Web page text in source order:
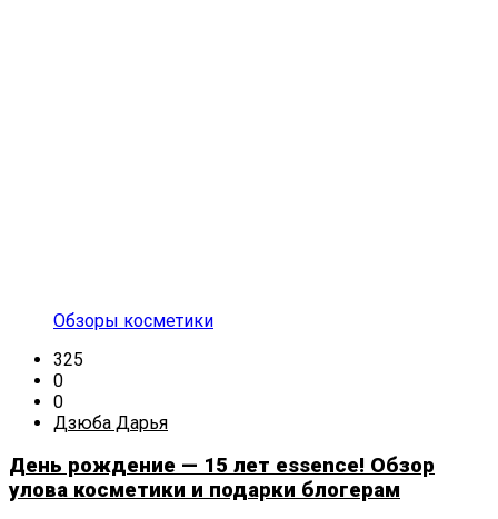
Обзоры косметики
325
0
0
Дзюба Дарья
День рождение — 15 лет essence! Обзор
улова косметики и подарки блогерам